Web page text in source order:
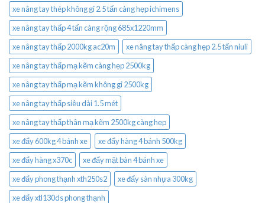
xe nâng tay thép không gỉ 2.5 tấn càng hẹp ichimens
xe nâng tay thấp 4 tấn càng rộng 685x1220mm
xe nâng tay thấp 2000kg ac20m
xe nâng tay thấp càng hẹp 2.5 tấn niuli
xe nâng tay thấp mạ kẽm càng hẹp 2500kg
xe nâng tay thấp mạ kẽm không gỉ 2500kg
xe nâng tay thấp siêu dài 1.5 mét
xe nâng tay thấp thân mạ kẽm 2500kg càng hẹp
xe đẩy 600kg 4 bánh xe
xe đẩy hàng 4 bánh 500kg
xe đẩy hàng x370c
xe đẩy mặt bàn 4 bánh xe
xe đẩy phong thạnh xth250s2
xe đẩy sàn nhựa 300kg
xe đẩy xtl130ds phong thạnh